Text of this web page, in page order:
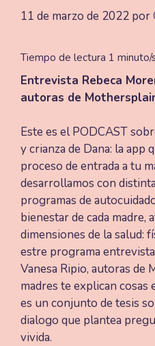
11 de marzo de 2022 por
Entrevista Rebeca
autoras de
Este es el PODCAST
y crianza de Dana: la app
proceso de entrada a tu
desarrollamos con
programas de
bienestar de cada madre,
dimensiones de la salud:
estre programa
Vanesa Ripio, autoras de
madres te explican cosas
es un conjunto de tesis
dialogo que plantea
vivida.